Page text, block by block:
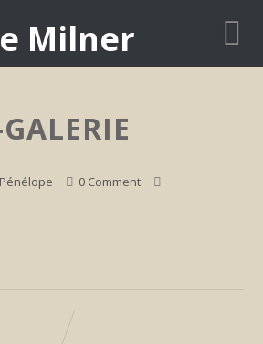
Milner
Pénélope 0 Comment